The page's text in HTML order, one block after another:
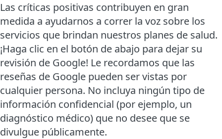
Las críticas positivas contribuyen en gran
medida a ayudarnos a correr la voz sobre los
servicios que brindan nuestros planes de salud.
¡Haga clic en el botón de abajo para dejar su
revisión de Google! Le recordamos que las
reseñas de Google pueden ser vistas por
cualquier persona. No incluya ningún tipo de
información confidencial (por ejemplo, un
diagnóstico médico) que no desee que se
divulgue públicamente.